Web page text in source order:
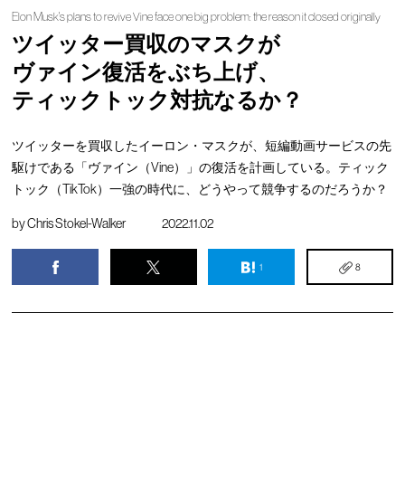
Elon Musk's plans to revive Vine face one big problem: the reason it closed originally
ツイッター買収のマスクが
ヴァイン復活をぶち上げ、
ティックトック対抗なるか？
ツイッターを買収したイーロン・マスクが、短編動画サービスの先
駆けである「ヴァイン（Vine）」の復活を計画している。ティック
トック（TikTok）一強の時代に、どうやって競争するのだろうか？
byChris Stokel-Walker 2022.11.02
1 8